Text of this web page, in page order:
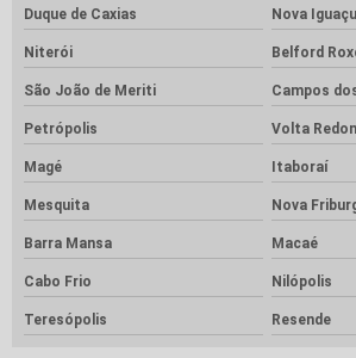
Duque de Caxias Nova Iguaçu
Niterói Belford
São João de Meriti Campos
Petrópolis Volta
Magé Itaboraí
Mesquita Nova
Barra Mansa Macaé
Cabo Frio Nilópolis
Teresópolis Resende